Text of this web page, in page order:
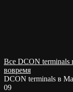
Все DCON terminals
вовремя
DCON terminals в
09